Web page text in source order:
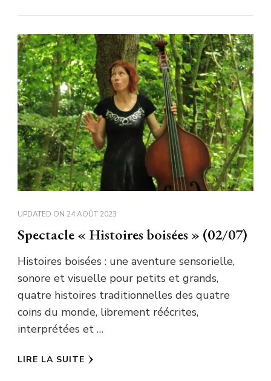
UPDATED ON 24 AOÛT 2023
Spectacle « Histoires boisées » (02/07)
Histoires boisées : une aventure sensorielle,
sonore et visuelle pour petits et grands,
quatre histoires traditionnelles des quatre
coins du monde, librement réécrites,
interprétées et …
LIRE LA SUITE